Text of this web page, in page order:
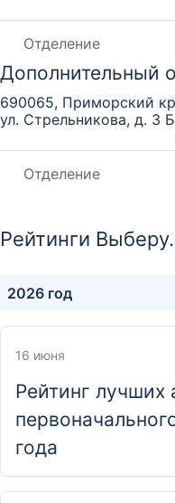
Отделение
Дополнительный
690065, Приморский
ул. Стрельникова, д. 3 Б
Отделение
692481, Приморский
ул. Пушкина, д. 32.
Отделение
Дополнительный
690080, Приморский
ул. Сахалинская, д. 27
Отделение
Дополнительный
690005, Приморский
Рейтинги
2026 год
16 июня
Рейтинг лучших
года